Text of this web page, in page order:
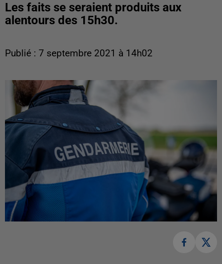
Les faits se seraient produits aux
alentours des 15h30.
Publié : 7 septembre 2021 à 14h02